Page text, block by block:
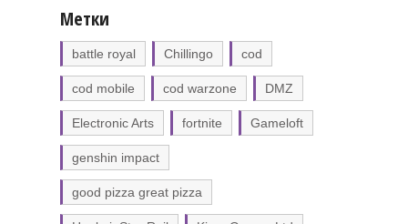
Метки
battle royal Chillingo cod
cod mobile cod warzone DMZ
Electronic Arts fortnite Gameloft
genshin impact
good pizza great pizza